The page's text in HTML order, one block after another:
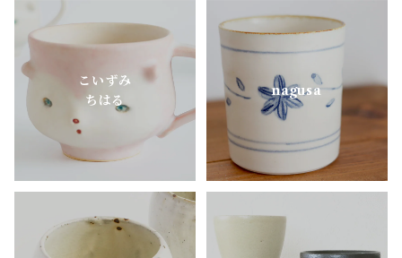
CHIHARU TOKUDA
MEISTER HAND
mimi.un_bd
nagusa
こいずみ
ちはる
nagusa